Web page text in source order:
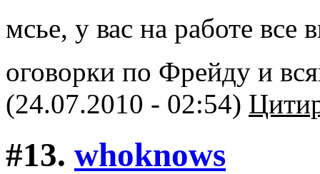
мсье, у вас на работе все
оговорки по Фрейду и
(24.07.2010 - 02:54)
#13. whoknows